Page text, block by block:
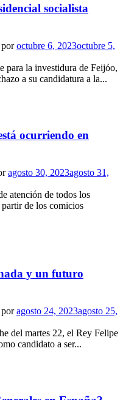
socialista
poroctubre 6, 2023octubre 5,
para la investidura de Feijóo,
a su candidatura a la...
ocurriendo en
agosto 30, 2023agosto 31,
atención de todos los
de los comicios
y un futuro
poragosto 24, 2023agosto 25,
del martes 22, el Rey Felipe
candidato a ser...